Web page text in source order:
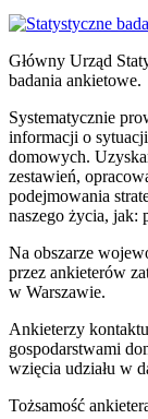
Główny Urząd
badania ankietowe.
Systematycznie
informacji o
domowych.
zestawień,
podejmowania
naszego życia, jak:
Na obszarze
przez ankieterów
w Warszawie.
Ankieterzy
gospodarstwami
wzięcia udziału w
Tożsamość